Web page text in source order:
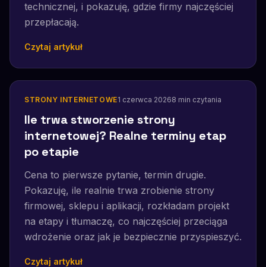
technicznej, i pokazuję, gdzie firmy najczęściej
przepłacają.
Czytaj artykuł
STRONY INTERNETOWE1 czerwca 20268 min czytania
Ile trwa stworzenie strony
internetowej? Realne terminy etap
po etapie
Cena to pierwsze pytanie, termin drugie.
Pokazuję, ile realnie trwa zrobienie strony
firmowej, sklepu i aplikacji, rozkładam projekt
na etapy i tłumaczę, co najczęściej przeciąga
wdrożenie oraz jak je bezpiecznie przyspieszyć.
Czytaj artykuł